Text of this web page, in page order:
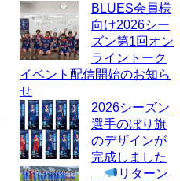
BLUES会員様
向け2026シー
ズン第1回オン
ライントーク
イベント配信開始のお知ら
せ
2026シーズン
選手のぼり旗
のデザインが
完成しました
リターン